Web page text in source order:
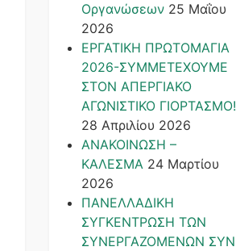
Οργανώσεων 25 Μαΐου
2026
ΕΡΓΑΤΙΚΗ ΠΡΩΤΟΜΑΓΙΑ
2026-ΣΥΜΜΕΤΕΧΟΥΜΕ
ΣΤΟΝ ΑΠΕΡΓΙΑΚΟ
ΑΓΩΝΙΣΤΙΚΟ ΓΙΟΡΤΑΣΜΟ!
28 Απριλίου 2026
ΑΝΑΚΟΙΝΩΣΗ –
ΚΑΛΕΣΜΑ 24 Μαρτίου
2026
ΠΑΝΕΛΛΑΔΙΚΗ
ΣΥΓΚΕΝΤΡΩΣΗ ΤΩΝ
ΣΥΝΕΡΓΑΖΟΜΕΝΩΝ ΣΥΝ